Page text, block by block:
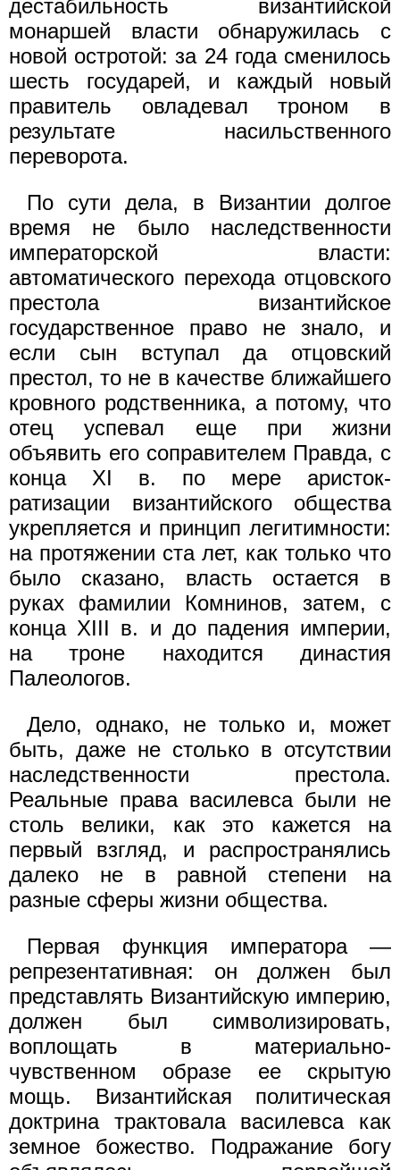
дестабильность византийской
монаршей власти обнаружилась с
новой остротой: за 24 года сменилось
шесть государей, и каждый новый
правитель овладевал троном в
результате насильственного
переворота.
По сути дела, в Византии долгое
время не было наследственности
императорской власти:
автоматического перехода отцовского
престола византийское
государственное право не знало, и
если сын вступал да отцовский
престол, то не в качестве ближайшего
кровного родственника, а потому, что
отец успевал еще при жизни
объявить его соправителем Правда, с
конца XI в. по мере аристок-
ратизации византийского общества
укрепляется и принцип легитимности:
на протяжении ста лет, как только что
было сказано, власть остается в
руках фамилии Комнинов, затем, с
конца XIII в. и до падения империи,
на троне находится династия
Палеологов.
Дело, однако, не только и, может
быть, даже не столько в отсутствии
наследственности престола.
Реальные права василевса были не
столь велики, как это кажется на
первый взгляд, и распространялись
далеко не в равной степени на
разные сферы жизни общества.
Первая функция императора —
репрезентативная: он должен был
представлять Византийскую империю,
должен был символизировать,
воплощать в материально-
чувственном образе ее скрытую
мощь. Византийская политическая
доктрина трактовала василевса как
земное божество. Подражание богу